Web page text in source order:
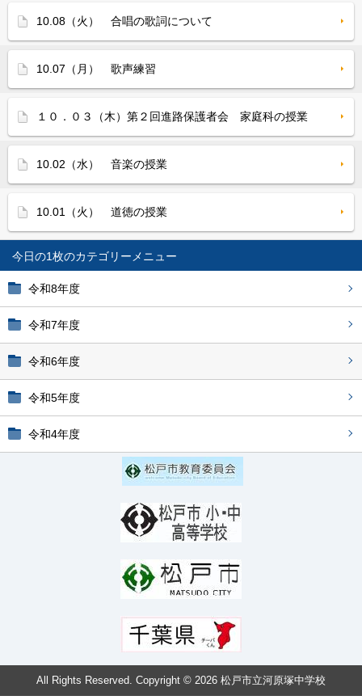
今日の1枚
令和8年度
令和7年度
令和6年度
令和5年度
令和4年度
10.08（火） 合唱の歌詞について
10.07（月） 歌声練習
１０．０３（木）第２回進路保護者会 家庭科の授業
10.02（水） 音楽の授業
10.01（火） 道徳の授業
All Rights Reserved. Copyright © 2026 松戸市立河原塚中学校